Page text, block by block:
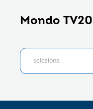
Mondo